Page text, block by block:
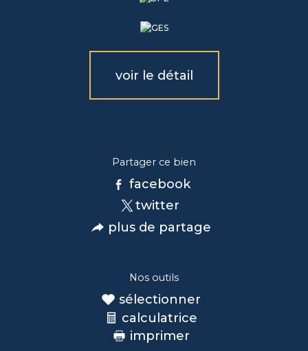
voir le détail
Partager ce bien
facebook
twitter
plus de partage
Nos outils
sélectionner
calculatrice
imprimer